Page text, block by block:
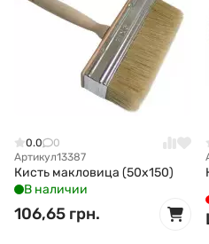
0.0
0
Артикул13387
Кисть макловица (50x150)
В наличии
106,65 грн.